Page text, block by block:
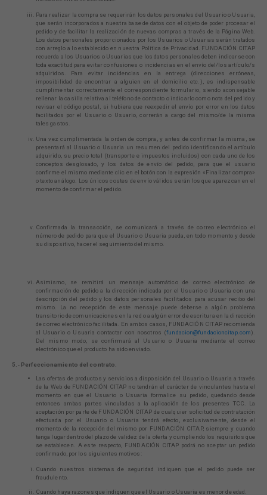
Para realizar la compra se requerirán los datos personales del Usuario o Usuaria,
que serán incorporados a nuestra base de datos con el objeto de poder procesar el
pedido y de facilitar la realización de nuevas compras a través de la Página Web.
Los datos personales proporcionados por los Usuarios o Usuarias serán tratados
con arreglo a lo establecido en nuestra Política de Privacidad. FUNDACIÓN CITAP
recuerda a los Usuarios o Usuarias que los datos personales deben indicarse con
toda exactitud para evitar confusiones o incidencias en el envío del/los artículo/s
adquiridos. Para evitar incidencias en la entrega (direcciones erróneas,
imposibilidad de encontrar a alguien en el domicilio etc.), es indispensable
cumplimentar correctamente el correspondiente formulario, siendo aconsejable
rellenar la casilla relativa al teléfono de contacto o indicarlo como nota del pedido y
revisar el código postal, si hubiera que reexpedir el envío por error en los datos
facilitados por el Usuario o Usuario, correrán a cargo del mismo/de la misma
tales gastos.
Una vez cumplimentada la orden de compra, y antes de confirmar la misma, se
presentará al Usuario o Usuaria un resumen del pedido identificando el artículo
adquirido, su precio total (transporte e impuestos incluidos) con cada uno de los
conceptos desglosado, y los datos de envío del pedido, para que el usuario
confirme el mismo mediante clic en el botón con la expresión «Finalizar compra»
o texto análogo. Los únicos costes de envío válidos serán los que aparezcan en el
momento de confirmar el pedido.
Confirmada la transacción, se comunicará a través de correo electrónico el
número de pedido para que el Usuario o Usuaria pueda, en todo momento y desde
su dispositivo, hacer el seguimiento del mismo.
Asimismo, se remitirá un mensaje automático de correo electrónico de
confirmación de pedido a la dirección indicada por el Usuario o Usuaria con una
descripción del pedido y los datos personales facilitados para acusar recibo del
mismo. La no recepción de este mensaje puede deberse a algún problema
transitorio de comunicaciones en la red o a algún error de escritura en la dirección
de correo electrónico facilitada. En ambos casos, FUNDACIÓN CITAP recomienda
al Usuario o Usuaria contactar con nosotros (fundacion@fundacioncitap.com).
Del mismo modo, se confirmará al Usuario o Usuaria mediante el correo
electrónico que el producto ha sido enviado.
5.- Perfeccionamiento del contrato.
Las ofertas de productos y servicios a disposición del Usuario o Usuaria a través
de la Web de FUNDACIÓN CITAP no tendrán el carácter de vinculantes hasta el
momento en que el Usuario o Usuaria formalice su pedido, quedando desde
entonces ambas partes vinculadas a la aplicación de los presentes TCC. La
aceptación por parte de FUNDACIÓN CITAP de cualquier solicitud de contratación
efectuada por el Usuario o Usuaria tendrá efecto, exclusivamente, desde el
momento de la recepción del mismo por FUNDACIÓN CITAP, siempre y cuando
tenga lugar dentro del plazo de validez de la oferta y cumpliendo los requisitos que
se establecen. A este respecto, FUNDACIÓN CITAP podrá no aceptar un pedido
confirmado, por los siguientes motivos:
Cuando nuestros sistemas de seguridad indiquen que el pedido puede ser
fraudulento.
Cuando haya razones que indiquen que el Usuario o Usuaria es menor de edad.